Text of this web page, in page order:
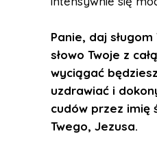
Panie, daj sługom
słowo Twoje z
wyciągać
uzdrawiać i
cudów przez imię
Twego, Jezusa.